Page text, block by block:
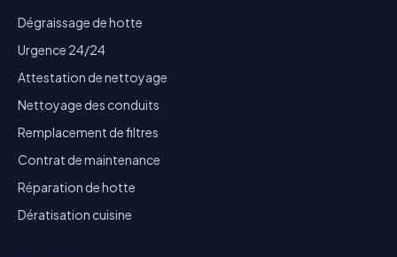
Dégraissage de hotte
Urgence 24/24
Attestation de nettoyage
Nettoyage des conduits
Remplacement de filtres
Contrat de maintenance
Réparation de hotte
Dératisation cuisine